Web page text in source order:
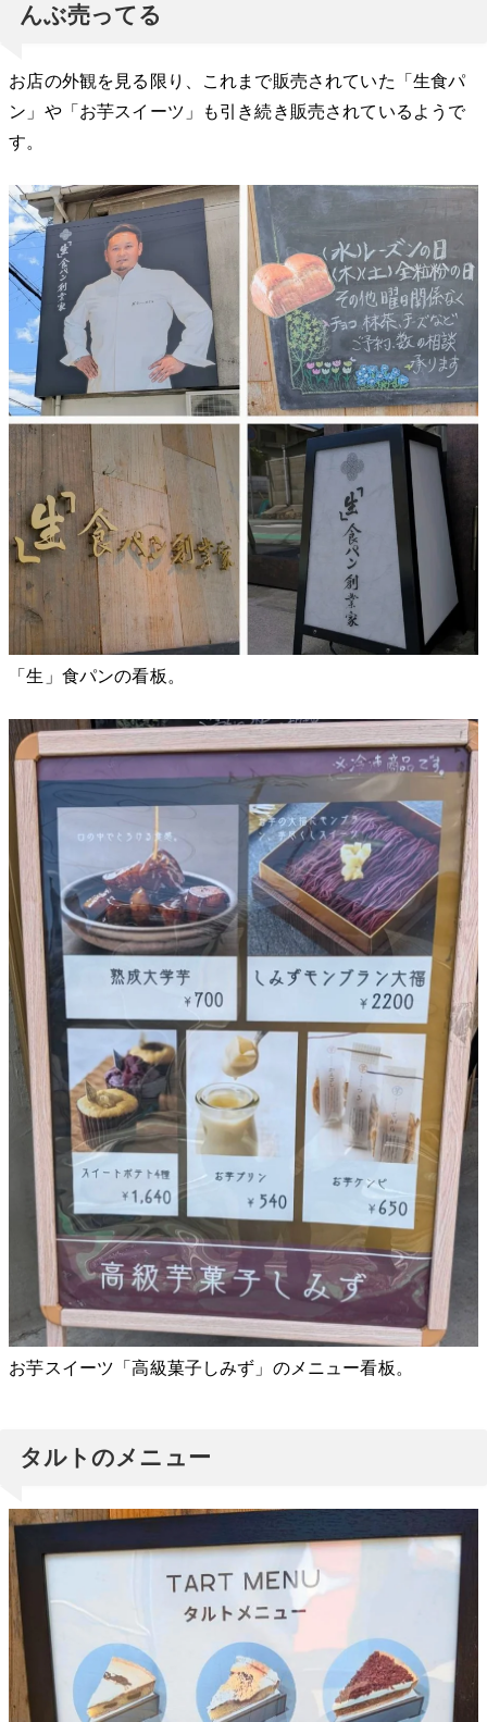
んぶ売ってる
お店の外観を見る限り、これまで販売されていた「生食パ
ン」や「お芋スイーツ」も引き続き販売されているようで
す。
「生」食パンの看板。
お芋スイーツ「高級菓子しみず」のメニュー看板。
タルトのメニュー